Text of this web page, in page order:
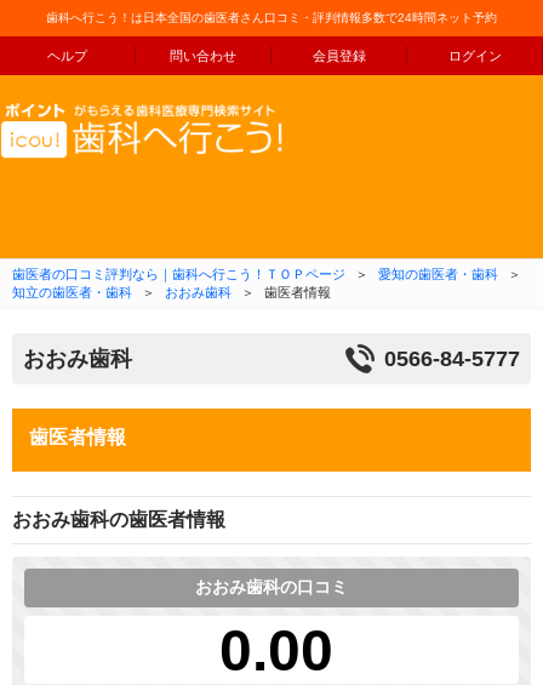
歯科へ行こう！は日本全国の歯医者さん口コミ・評判情報多数で24時間ネット予約
ヘルプ 問い合わせ 会員登録 ログイン
コンテンツへ移動
歯医者の口コミ評判なら｜歯科へ行こう！ＴＯＰページ ＞ 愛知の歯医者・歯科
＞
知立の歯医者・歯科
＞ おおみ歯科 ＞ 歯医者情報
おおみ歯科 0566-84-5777
歯医者情報
おおみ歯科の歯医者情報
おおみ歯科の口コミ
0.00